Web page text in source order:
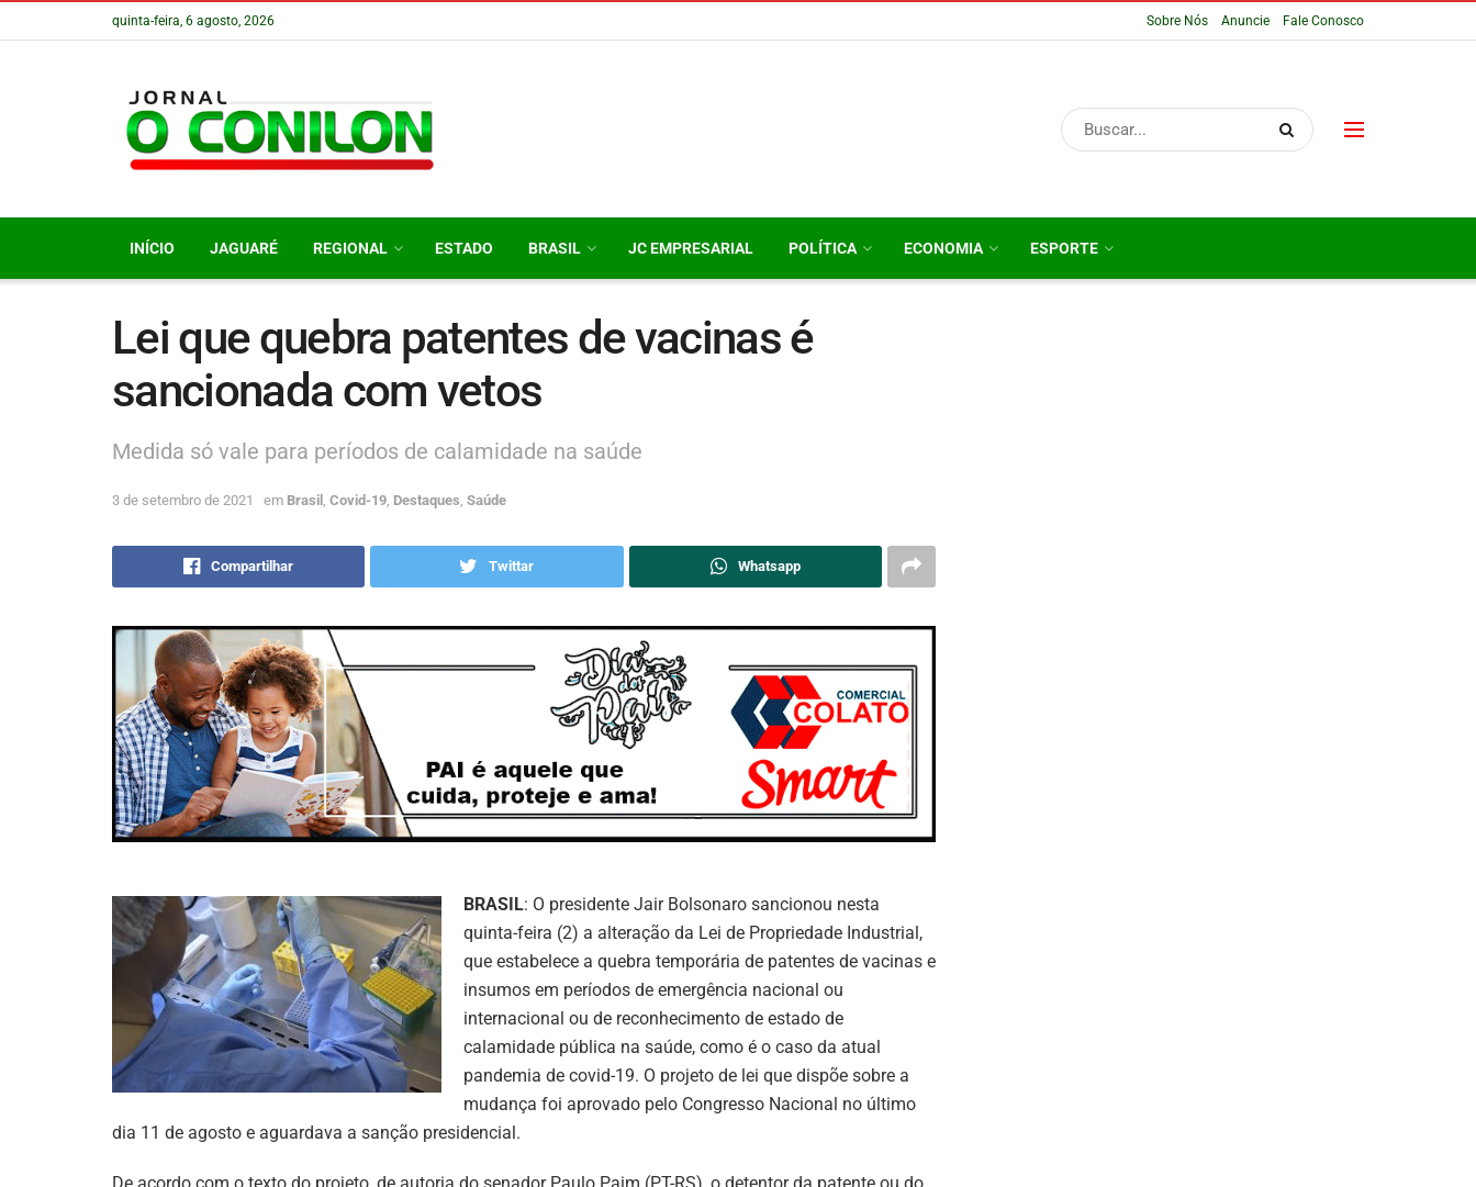
quinta-feira, 6 agosto, 2026 Sobre Nós Anuncie Fale Conosco
INÍCIO JAGUARÉ REGIONAL ESTADO BRASIL JC EMPRESARIAL POLÍTICA ECONOMIA ESPORTE
Lei que quebra patentes de vacinas é
sancionada com vetos
Medida só vale para períodos de calamidade na saúde
3 de setembro de 2021 em Brasil Covid-19 Destaques Saúde
Compartilhar Twittar Whatsapp
BRASIL: O presidente Jair Bolsonaro sancionou nesta
quinta-feira (2) a alteração da Lei de Propriedade Industrial,
que estabelece a quebra temporária de patentes de vacinas e
insumos em períodos de emergência nacional ou
internacional ou de reconhecimento de estado de
calamidade pública na saúde, como é o caso da atual
pandemia de covid-19. O projeto de lei que dispõe sobre a
mudança foi aprovado pelo Congresso Nacional no último
dia 11 de agosto e aguardava a sanção presidencial.